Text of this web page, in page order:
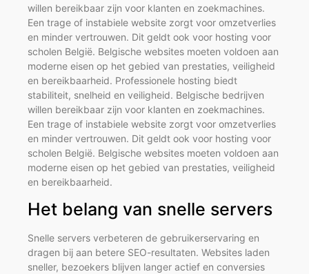
willen bereikbaar zijn voor klanten en zoekmachines.
Een trage of instabiele website zorgt voor omzetverlies
en minder vertrouwen. Dit geldt ook voor hosting voor
scholen België. Belgische websites moeten voldoen aan
moderne eisen op het gebied van prestaties, veiligheid
en bereikbaarheid. Professionele hosting biedt
stabiliteit, snelheid en veiligheid. Belgische bedrijven
willen bereikbaar zijn voor klanten en zoekmachines.
Een trage of instabiele website zorgt voor omzetverlies
en minder vertrouwen. Dit geldt ook voor hosting voor
scholen België. Belgische websites moeten voldoen aan
moderne eisen op het gebied van prestaties, veiligheid
en bereikbaarheid.
Het belang van snelle servers
Snelle servers verbeteren de gebruikerservaring en
dragen bij aan betere SEO-resultaten. Websites laden
sneller, bezoekers blijven langer actief en conversies